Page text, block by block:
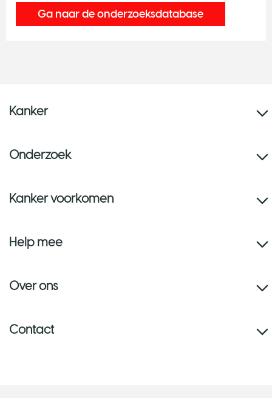
Ga naar de onderzoeksdatabase
Kanker
Onderzoek
Kanker voorkomen
Help mee
Over ons
Contact